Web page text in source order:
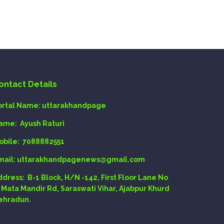
Details
Name: uttarakhandpage
Ayush Raturi
7088882551
: uttarakhandpagenews@gmail.com
B-1 Block, H/N -142, First Floor Lane No
Mata Mandir Rd, Saraswati Vihar, Ajabpur Khurd